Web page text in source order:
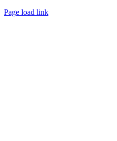
Page load link